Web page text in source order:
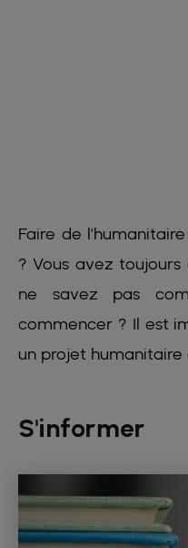
Faire de
? Vous avez
ne savez pas
commencer ? Il est
un projet humanitaire
S'informer